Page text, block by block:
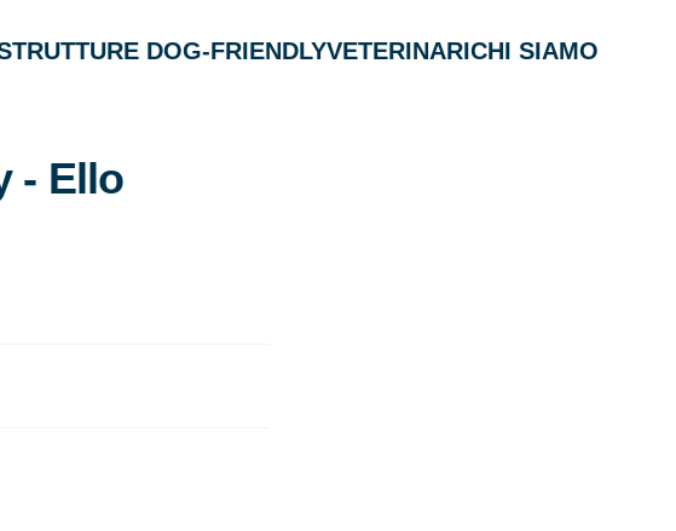
DOG-FRIENDLYVETERINARICHI SIAMO
- Ello